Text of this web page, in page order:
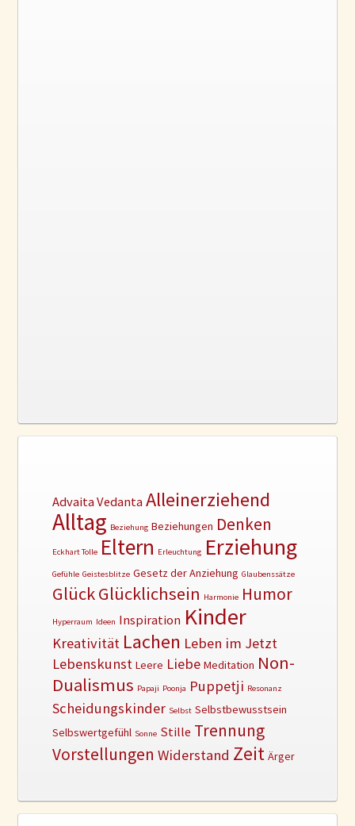
Advaita Vedanta Alleinerziehend
Alltag Beziehung Beziehungen Denken
Eckhart Tolle Eltern Erleuchtung Erziehung
Gefühle Geistesblitze Gesetz der Anziehung Glaubenssätze
GlückGlücklichsein Harmonie Humor
Hyperraum Ideen Inspiration Kinder
Kreativität Lachen Leben im Jetzt
Lebenskunst Leere Liebe Meditation Non-
Dualismus Papaji Poonja Puppetji Resonanz
Scheidungskinder Selbst Selbstbewusstsein
Selbswertgefühl Sonne Stille Trennung
Vorstellungen Widerstand Zeit Ärger